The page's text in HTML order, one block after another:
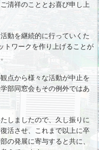
清祥のこととお喜び申し上
動を継続的に行っていくた
トワークを作り上げることが
点から様々な活動が中止を
部同窓会もその例外ではあ
しましたので、久し振りに
活させ、これまで以上に卒
の発展に寄与すると共に、